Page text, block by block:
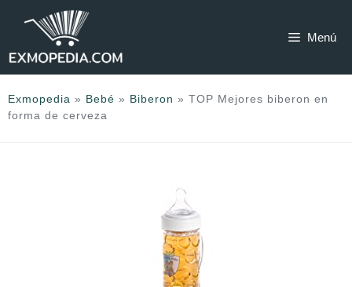
Menú
Exmopedia » Bebé » Biberon » TOP Mejores biberon en
forma de cerveza